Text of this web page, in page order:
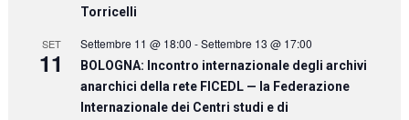
Torricelli
SET
11
Settembre 11 @ 18:00 -Settembre 13 @ 17:00
BOLOGNA: Incontro internazionale degli archivi
anarchici della rete FICEDL — la Federazione
Internazionale dei Centri studi e di